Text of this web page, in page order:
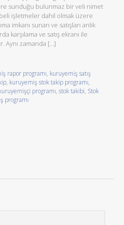
sunduğu bulunmaz bir veli nimet
işletmeler dahil olmak üzere
imkanı sunan ve satışları anlık
karşılama ve satış ekranı ile
Aynı zamanda […]
rapor programı, kuruyemiş satış
, kuruyemiş stok takip programı,
programı, stok takibi, Stok
programı